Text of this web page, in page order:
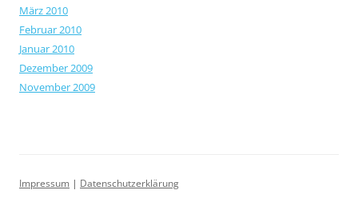
März 2010
Februar 2010
Januar 2010
Dezember 2009
November 2009
Impressum | Datenschutzerklärung